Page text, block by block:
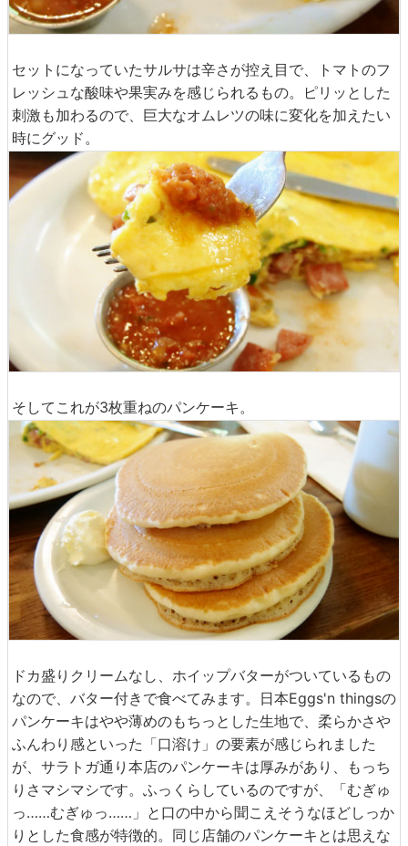
セットになっていたサルサは辛さが控え目で、トマトのフ
レッシュな酸味や果実みを感じられるもの。ピリッとした
刺激も加わるので、巨大なオムレツの味に変化を加えたい
時にグッド。
そしてこれが3枚重ねのパンケーキ。
ドカ盛りクリームなし、ホイップバターがついているもの
なので、バター付きで食べてみます。日本Eggs'n thingsの
パンケーキはやや薄めのもちっとした生地で、柔らかさや
ふんわり感といった「口溶け」の要素が感じられました
が、サラトガ通り本店のパンケーキは厚みがあり、もっち
りさマシマシです。ふっくらしているのですが、「むぎゅ
っ……むぎゅっ……」と口の中から聞こえそうなほどしっか
りとした食感が特徴的。同じ店舗のパンケーキとは思えな